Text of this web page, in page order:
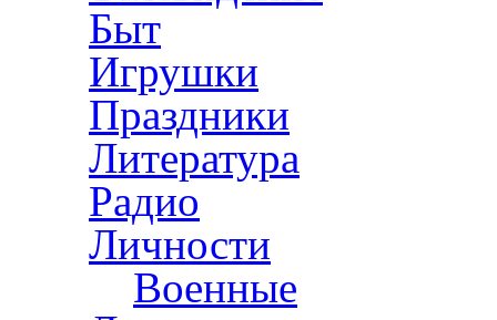
Быт
Игрушки
Праздники
Литература
Радио
Личности
Военные